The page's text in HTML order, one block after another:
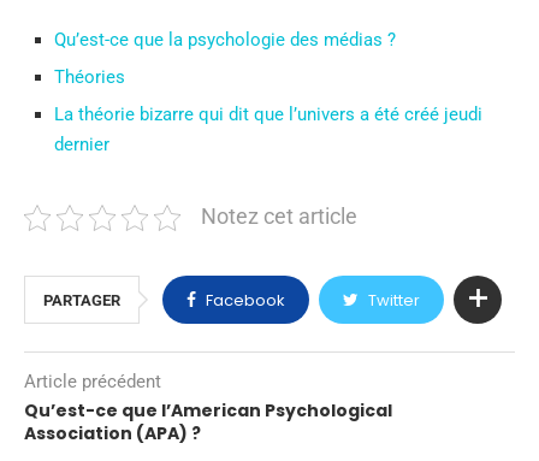
Qu’est-ce que la psychologie des médias ?
Théories
La théorie bizarre qui dit que l’univers a été créé jeudi
dernier
Notez cet article
PARTAGER Facebook Twitter
Article précédent
Qu’est-ce que l’American Psychological
Association (APA) ?